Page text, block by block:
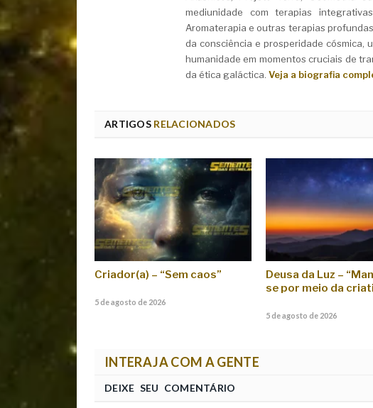
mediunidade com terapias
Aromaterapia e outras terapias
da consciência e prosperidade
humanidade em momentos cruciais de
da ética galáctica. Veja a biografia
ARTIGOSRELACIONADOS
Criador(a) – “Sem caos”
5 de agosto de 2026
Deusa da Luz –
se por meio da
5 de agosto de 2026
INTERAJA COM A GENTE
DEIXE SEU COMENTÁRIO